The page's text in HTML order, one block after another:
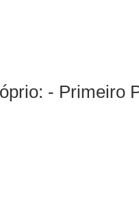
- Primeiro